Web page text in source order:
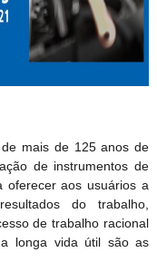
mais de 125 anos de
de instrumentos de
oferecer aos usuários a
do trabalho,
de trabalho racional
longa vida útil são as